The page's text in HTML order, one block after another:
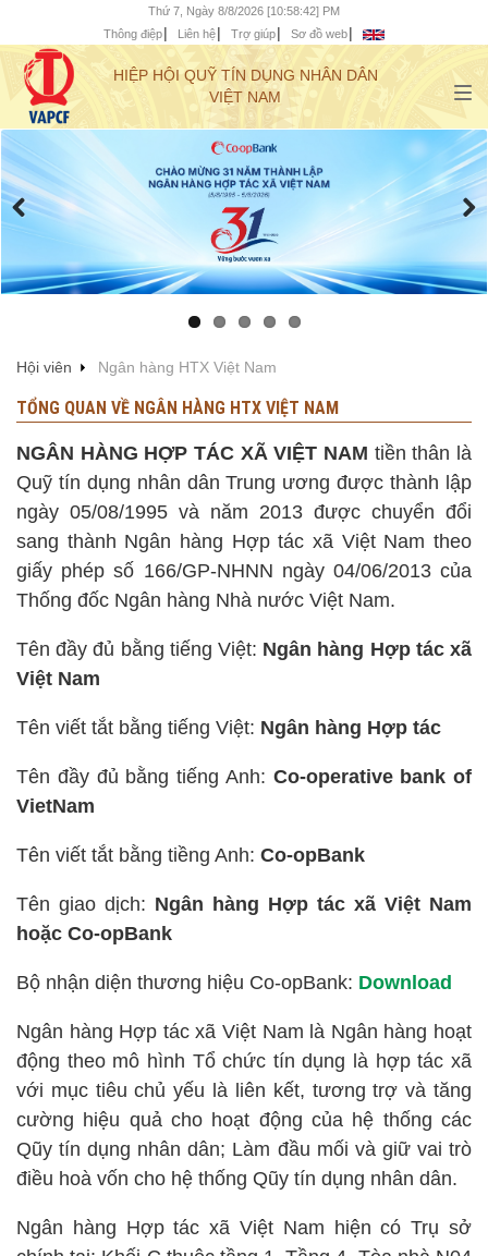
Thứ 7, Ngày 8/8/2026 [10:58:43] PM
Thông điệp
Liên hệ Trợ giúp Sơ đồ web
HIỆP HỘI QUỸ TÍN DỤNG NHÂN DÂN
VIỆT NAM
Hội viên Ngân hàng HTX Việt Nam
TỔNG QUAN VỀ NGÂN HÀNG HTX VIỆT NAM
NGÂN HÀNG HỢP TÁC XÃ VIỆT NAM tiền thân là
Quỹ tín dụng nhân dân Trung ương được thành lập
ngày 05/08/1995 và năm 2013 được chuyển đổi
sang thành Ngân hàng Hợp tác xã Việt Nam theo
giấy phép số 166/GP-NHNN ngày 04/06/2013 của
Thống đốc Ngân hàng Nhà nước Việt Nam.
Tên đầy đủ bằng tiếng Việt: Ngân hàng Hợp tác xã
Việt Nam
Tên viết tắt bằng tiếng Việt: Ngân hàng Hợp tác
Tên đầy đủ bằng tiếng Anh: Co-operative bank of
VietNam
Tên viết tắt bằng tiềng Anh: Co-opBank
Tên giao dịch: Ngân hàng Hợp tác xã Việt Nam
hoặc Co-opBank
Bộ nhận diện thương hiệu Co-opBank: Download
Ngân hàng Hợp tác xã Việt Nam là Ngân hàng hoạt
động theo mô hình Tổ chức tín dụng là hợp tác xã
với mục tiêu chủ yếu là liên kết, tương trợ và tăng
cường hiệu quả cho hoạt động của hệ thống các
Qũy tín dụng nhân dân; Làm đầu mối và giữ vai trò
điều hoà vốn cho hệ thống Qũy tín dụng nhân dân.
Ngân hàng Hợp tác xã Việt Nam hiện có Trụ sở